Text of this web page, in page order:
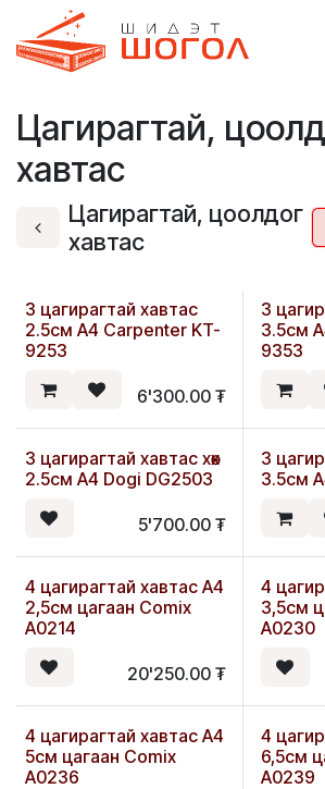
Skip to Content
Цагирагтай,
хавтас
Цагирагтай, цоолдог
хавтас
3 цагирагтай хавтас
2.5см А4 Carpenter KT-
9253
6'300.00₮
3
3.5см
9353
3 цагирагтай хавтас хөх
2.5см А4 Dogi DG2503
5'700.00₮
3
3.5см
4 цагирагтай хавтас А4
2,5см цагаан Comix
A0214
20'250.00₮
4
3,5см
A0230
4 цагирагтай хавтас А4
5см цагаан Comix
A0236
4
6,5см
A0239